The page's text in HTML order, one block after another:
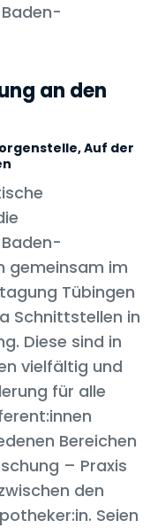
an den
Auf der
gemeinsam im
Tübingen
Schnittstellen in
Diese sind in
vielfältig und
für alle
Bereichen
– Praxis
den
Seien